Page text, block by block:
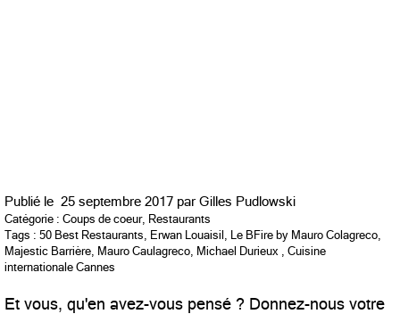
Publié le 25 septembre 2017 par Gilles Pudlowski
Catégorie : Coups de coeur, Restaurants
Tags : 50 Best Restaurants Erwan Louaisil Le BFire by Mauro Colagreco
Majestic Barrière Mauro Caulagreco Michael Durieux
Cuisine
internationale Cannes
Et vous, qu'en avez-vous pensé ? Donnez-nous votre